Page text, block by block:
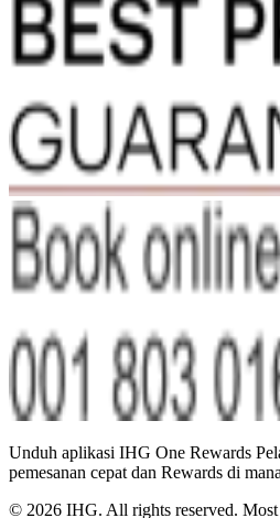
Unduh aplikasi IHG One Rewards
pemesanan cepat dan Rewards di
© 2026 IHG. All rights reserved.